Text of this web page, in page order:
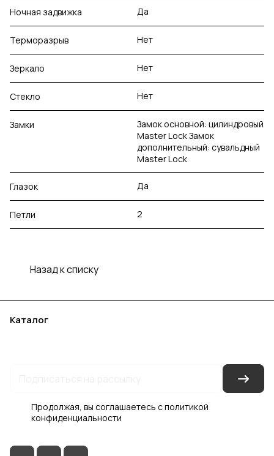
Ночная задвижка Да
Терморазрыв Нет
Зеркало Нет
Стекло Нет
Замки
Замок основной: цилиндровый
Master Lock Замок
дополнительный: сувальдный
Master Lock
Глазок Да
Петли 2
Назад к списку
Каталог
Продолжая, вы соглашаетесь сполитикой
конфиденциальности